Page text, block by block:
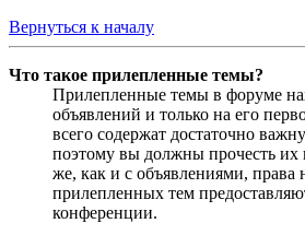
Вернуться к началу
Что такое прилепленные темы?
Прилепленные темы в форуме
объявлений и только на его
всего содержат достаточно
поэтому вы должны прочесть их
же, как и с объявлениями, права
прилепленных тем
конференции.